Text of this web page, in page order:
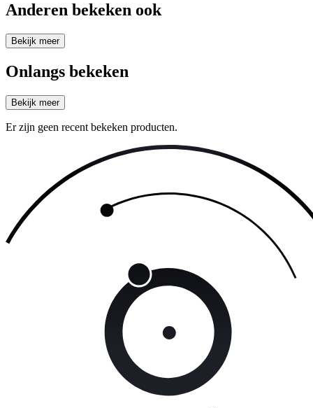
Anderen bekeken ook
Bekijk meer
Onlangs bekeken
Bekijk meer
Er zijn geen recent bekeken producten.